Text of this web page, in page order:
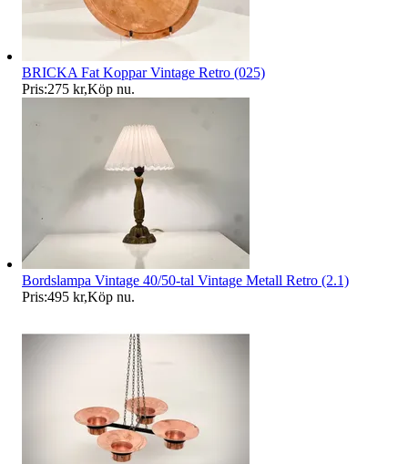
BRICKA Fat Koppar Vintage Retro (025)
Pris:275 kr,Köp nu.
Bordslampa Vintage 40/50-tal Vintage Metall Retro (2.1)
Pris:495 kr,Köp nu.